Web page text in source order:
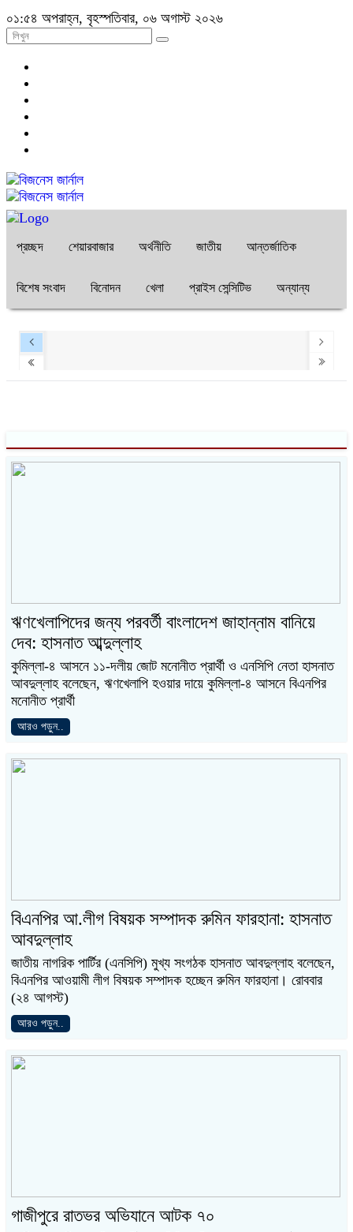
০১:৫৪ অপরাহ্ন, বৃহস্পতিবার, ০৬ অগাস্ট ২০২৬
প্রচ্ছদ শেয়ারবাজার অর্থনীতি জাতীয় আন্তর্জাতিক
বিশেষ সংবাদ বিনোদন খেলা প্রাইস সেন্সিটিভ অন্যান্য
ঋণখেলাপিদের জন্য পরবর্তী বাংলাদেশ জাহান্নাম বানিয়ে
দেব: হাসনাত আব্দুল্লাহ
কুমিল্লা-৪ আসনে ১১-দলীয় জোট মনোনীত প্রার্থী ও এনসিপি নেতা হাসনাত
আবদুল্লাহ বলেছেন, ঋণখেলাপি হওয়ার দায়ে কুমিল্লা-৪ আসনে বিএনপির
মনোনীত প্রার্থী
আরও পড়ুন..
বিএনপির আ.লীগ বিষয়ক সম্পাদক রুমিন ফারহানা: হাসনাত
আবদুল্লাহ
জাতীয় নাগরিক পার্টির (এনসিপি) মুখ্য সংগঠক হাসনাত আবদুল্লাহ বলেছেন,
বিএনপির আওয়ামী লীগ বিষয়ক সম্পাদক হচ্ছেন রুমিন ফারহানা। রোববার
(২৪ আগস্ট)
আরও পড়ুন..
গাজীপুরে রাতভর অভিযানে আটক ৭০